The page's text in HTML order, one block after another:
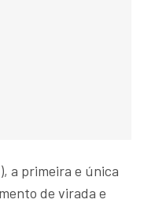
a primeira e única
de virada e